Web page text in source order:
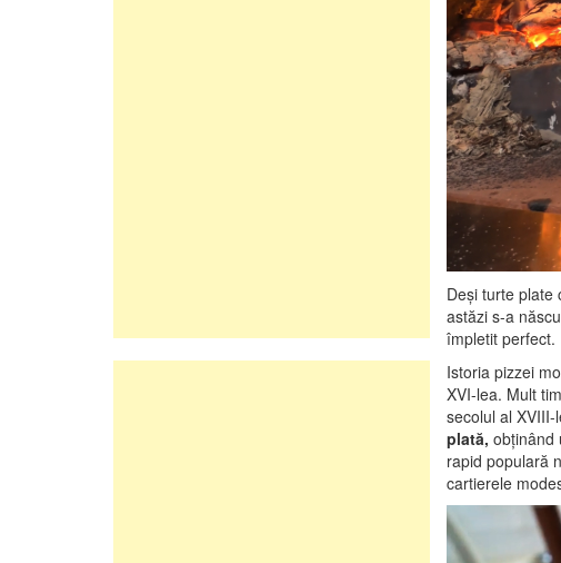
Deși turte plate
astăzi s-a
împletit perfect.
Istoria pizzei
XVI-lea. Mult
secolul al
plată, obținând
rapid populară
cartierele